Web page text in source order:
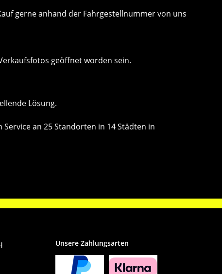
gerne anhand der Fahrgestellnummer von uns
geöffnet worden sein.
Lösung.
an 25 Standorten in 14 Städten in
Unsere Zahlungsarten